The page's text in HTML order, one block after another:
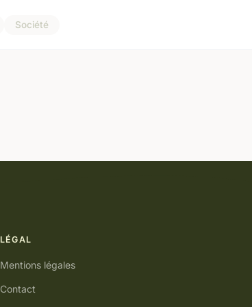
Société
LÉGAL
Mentions légales
Contact